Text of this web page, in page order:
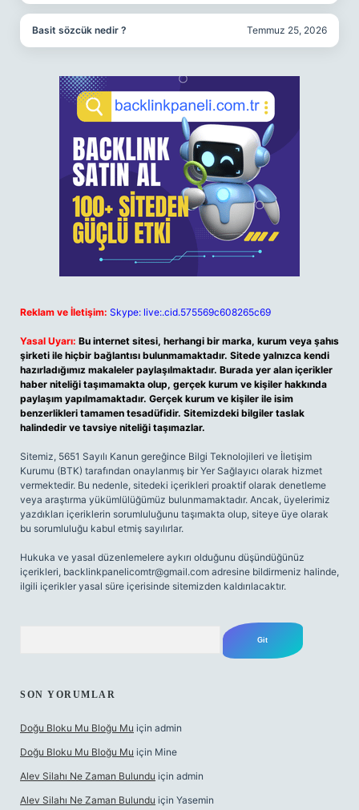
Basit sözcük nedir ? Temmuz 25, 2026
Reklam ve İletişim: Skype: live:.cid.575569c608265c69
Yasal Uyarı: Bu internet sitesi, herhangi bir marka, kurum veya şahıs
şirketi ile hiçbir bağlantısı bulunmamaktadır. Sitede yalnızca kendi
hazırladığımız makaleler paylaşılmaktadır. Burada yer alan içerikler
haber niteliği taşımamakta olup, gerçek kurum ve kişiler hakkında
paylaşım yapılmamaktadır. Gerçek kurum ve kişiler ile isim
benzerlikleri tamamen tesadüfidir. Sitemizdeki bilgiler taslak
halindedir ve tavsiye niteliği taşımazlar.
Sitemiz, 5651 Sayılı Kanun gereğince Bilgi Teknolojileri ve İletişim
Kurumu (BTK) tarafından onaylanmış bir Yer Sağlayıcı olarak hizmet
vermektedir. Bu nedenle, sitedeki içerikleri proaktif olarak denetleme
veya araştırma yükümlülüğümüz bulunmamaktadır. Ancak, üyelerimiz
yazdıkları içeriklerin sorumluluğunu taşımakta olup, siteye üye olarak
bu sorumluluğu kabul etmiş sayılırlar.
Hukuka ve yasal düzenlemelere aykırı olduğunu düşündüğünüz
içerikleri, backlinkpanelicomtr@gmail.com adresine bildirmeniz halinde,
ilgili içerikler yasal süre içerisinde sitemizden kaldırılacaktır.
SON YORUMLAR
Doğu Bloku Mu Bloğu Mu için admin
Doğu Bloku Mu Bloğu Mu için Mine
Alev Silahı Ne Zaman Bulundu için admin
Alev Silahı Ne Zaman Bulundu için Yasemin